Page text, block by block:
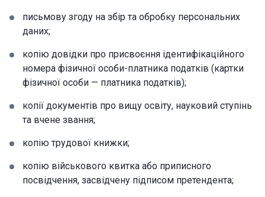
письмову згоду на збір та обробку персональних
даних;
копію довідки про присвоєння ідентифікаційного
номера фізичної особи-платника податків (картки
фізичної особи — платника податків);
копії документів про вищу освіту, науковий ступінь
та вчене звання;
копію трудової книжки;
копію військового квитка або приписного
посвідчення, засвідчену підписом претендента;